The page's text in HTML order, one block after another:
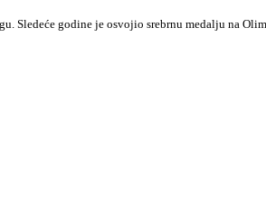
Sledeće godine je osvojio srebrnu medalju na